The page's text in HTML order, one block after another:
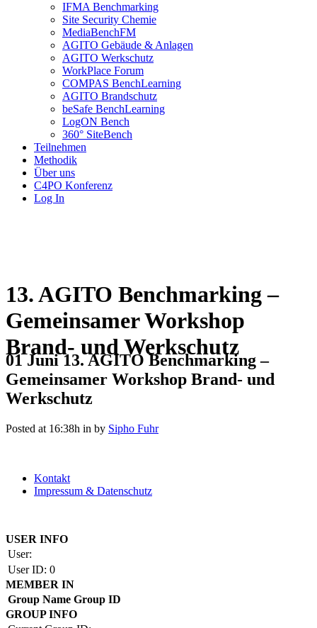
IFMA Benchmarking
Site Security Chemie
MediaBenchFM
AGITO Gebäude & Anlagen
AGITO Werkschutz
WorkPlace Forum
COMPAS BenchLearning
AGITO Brandschutz
beSafe BenchLearning
LogON Bench
360° SiteBench
Teilnehmen
Methodik
Über uns
C4PO Konferenz
Log In
13. AGITO Benchmarking –
Gemeinsamer Workshop
Brand- und Werkschutz
01 Juni13. AGITO Benchmarking –
Gemeinsamer Workshop Brand- und
Werkschutz
Posted at 16:38h in by Sipho Fuhr
Kontakt
Impressum & Datenschutz
USER INFO
User:
User ID: 0
MEMBER IN
Group Name Group ID
GROUP INFO